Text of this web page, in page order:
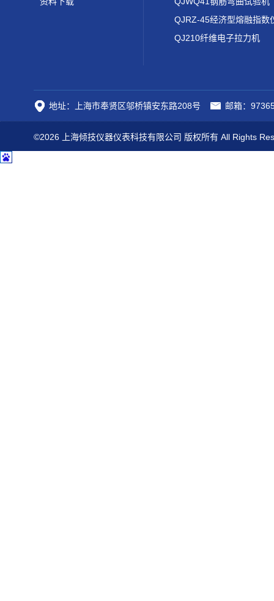
QJRZ-45经济型熔融指数
QJ210纤维电子拉力机
地址：上海市奉贤区邬桥镇安东路208号 邮箱：
©2026 上海倾技仪器仪表科技有限公司 版权所有 All Rights